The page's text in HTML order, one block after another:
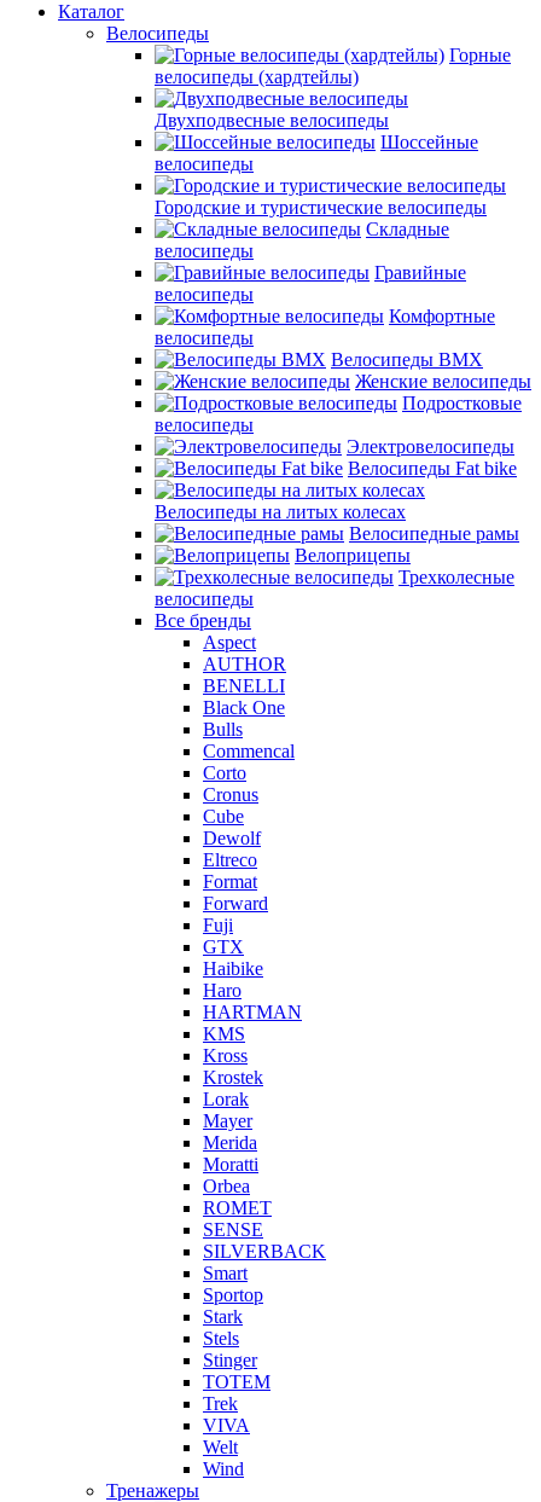
Каталог
Велосипеды
Горные
велосипеды (хардтейлы)
Двухподвесные велосипеды
Шоссейные
велосипеды
Городские и туристические велосипеды
Складные
велосипеды
Гравийные
велосипеды
Комфортные
велосипеды
Велосипеды BMX
Женские велосипеды
Подростковые
велосипеды
Электровелосипеды
Велосипеды Fat bike
Велосипеды на литых колесах
Велосипедные рамы
Велоприцепы
Трехколесные
велосипеды
Все бренды
Aspect
AUTHOR
BENELLI
Black One
Bulls
Commencal
Corto
Cronus
Cube
Dewolf
Eltreco
Format
Forward
Fuji
GTX
Haibike
Haro
HARTMAN
KMS
Kross
Krostek
Lorak
Mayer
Merida
Moratti
Orbea
ROMET
SENSE
SILVERBACK
Smart
Sportop
Stark
Stels
Stinger
TOTEM
Trek
VIVA
Welt
Wind
Тренажеры